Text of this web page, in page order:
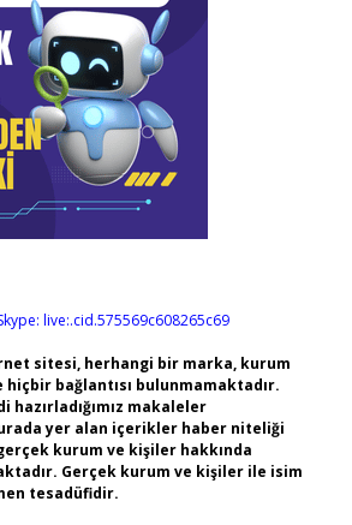
live:.cid.575569c608265c69
sitesi, herhangi bir marka, kurum
hiçbir bağlantısı bulunmamaktadır.
hazırladığımız makaleler
yer alan içerikler haber niteliği
kurum ve kişiler hakkında
Gerçek kurum ve kişiler ile isim
tesadüfidir.